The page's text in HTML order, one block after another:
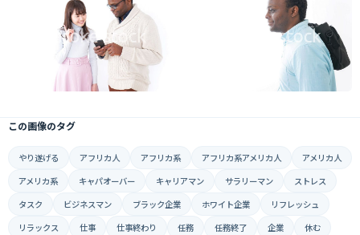
この画像のタグ
やり遂げる アフリカ人 アフリカ系 アフリカ系アメリカ人
アメリカ人
アメリカ系
キャパオーバー キャリアマン サラリーマン
ストレス
タスク
ビジネスマン ブラック企業 ホワイト企業
リフレッシュ
リラックス
仕事 仕事終わり 任務 任務終了 企業
休む